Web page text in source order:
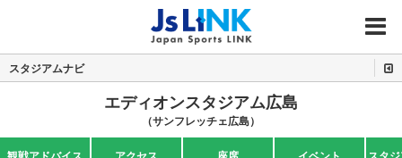
MENU
スタジアムナビ
エディオンスタジアム広島
（サンフレッチェ広島）